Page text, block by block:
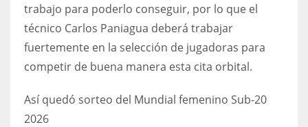
trabajo para poderlo conseguir, por lo que el
técnico Carlos Paniagua deberá trabajar
fuertemente en la selección de jugadoras para
competir de buena manera esta cita orbital.
Así quedó sorteo del Mundial femenino Sub-20
2026